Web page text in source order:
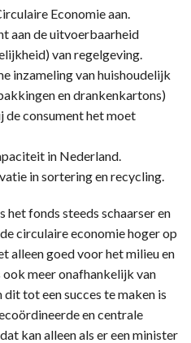
Economie aan.
de uitvoerbaarheid
van regelgeving.
van huishoudelijk
en drankenkartons)
de consument het moet
in Nederland.
in sortering en recycling.
fonds steeds schaarser en
circulaire economie hoger op
alleen goed voor het milieu en
meer onafhankelijk van
tot een succes te maken is
en centrale
kan alleen als er een minister